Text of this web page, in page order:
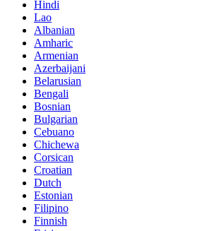
Hindi
Lao
Albanian
Amharic
Armenian
Azerbaijani
Belarusian
Bengali
Bosnian
Bulgarian
Cebuano
Chichewa
Corsican
Croatian
Dutch
Estonian
Filipino
Finnish